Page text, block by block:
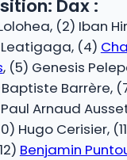
Dax :
(2) Iban
(4)
, (5) Genesis
Barrère,
Arnaud
Hugo Cerisier,
Benjamin